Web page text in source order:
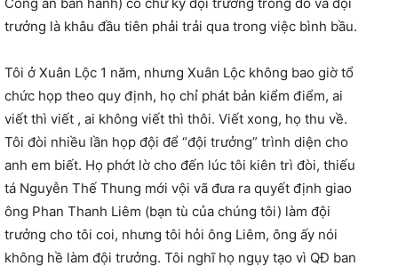
trưởng là khâu đầu tiên phải trải qua trong việc bình bầu.
Tôi ở Xuân Lộc 1 năm, nhưng Xuân Lộc không bao giờ tổ
chức họp theo quy định, họ chỉ phát bản kiểm điểm, ai
viết thì viết , ai không viết thì thôi. Viết xong, họ thu về.
Tôi đòi nhiều lần họp đội để “đội trưởng” trình diện cho
anh em biết. Họ phớt lờ cho đến lúc tôi kiên trì đòi, thiếu
tá Nguyễn Thế Thung mới vội vã đưa ra quyết định giao
ông Phan Thanh Liêm (bạn tù của chúng tôi) làm đội
trưởng cho tôi coi, nhưng tôi hỏi ông Liêm, ông ấy nói
không hề làm đội trưởng. Tôi nghĩ họ ngụy tạo vì QĐ ban